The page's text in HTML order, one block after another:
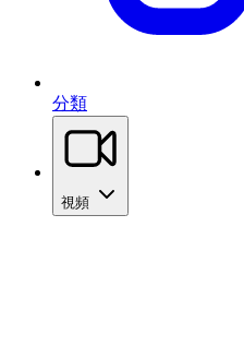
分類
視頻